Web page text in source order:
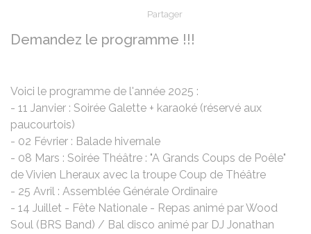
Partager
Demandez le programme !!!
Voici le programme de l'année 2025 :
- 11 Janvier : Soirée Galette + karaoké (réservé aux
paucourtois)
- 02 Février : Balade hivernale
- 08 Mars : Soirée Théâtre : "A Grands Coups de Poêle"
de Vivien Lheraux avec la troupe Coup de Théâtre
- 25 Avril : Assemblée Générale Ordinaire
- 14 Juillet - Fête Nationale - Repas animé par Wood
Soul (BRS Band) / Bal disco animé par DJ Jonathan